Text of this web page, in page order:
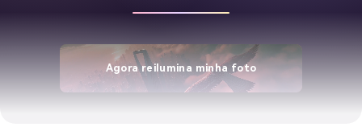
Agora reilumina minha foto